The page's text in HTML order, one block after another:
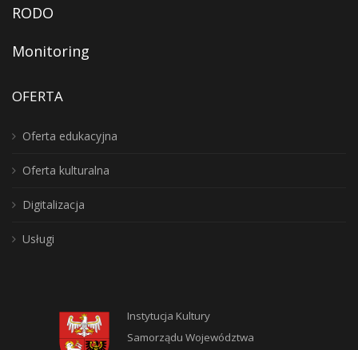
RODO
Monitoring
OFERTA
Oferta edukacyjna
Oferta kulturalna
Digitalizacja
Usługi
Instytucja Kultury
Samorządu Województwa